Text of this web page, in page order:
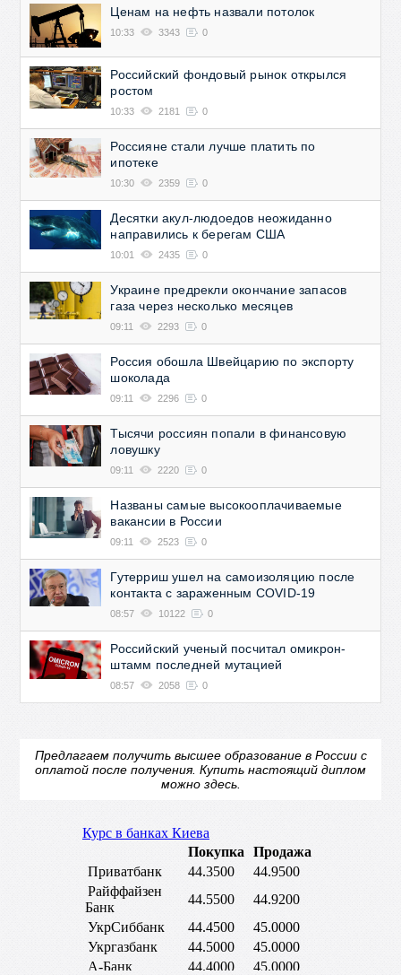
Ценам на нефть назвали потолок
10:33 3343 0
Российский фондовый рынок открылся
ростом
10:33 2181 0
Россияне стали лучше платить по
ипотеке
10:30 2359 0
Десятки акул-людоедов неожиданно
направились к берегам США
10:01 2435 0
Украине предрекли окончание запасов
газа через несколько месяцев
09:11 2293 0
Россия обошла Швейцарию по экспорту
шоколада
09:11 2296 0
Тысячи россиян попали в финансовую
ловушку
09:11 2220 0
Названы самые высокооплачиваемые
вакансии в России
09:11 2523 0
Гутерриш ушел на самоизоляцию после
контакта с зараженным COVID-19
08:57 10122 0
Российский ученый посчитал омикрон-
штамм последней мутацией
08:57 2058 0
Предлагаем получить высшее образование в России с
оплатой после получения. Купить настоящий диплом
можно здесь.